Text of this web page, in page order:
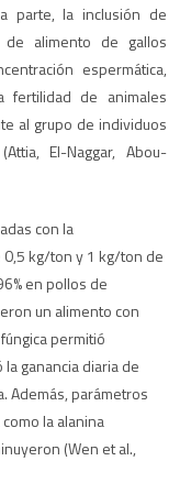
parte, la inclusión de
alimento de gallos
espermática,
fertilidad de animales
al grupo de individuos
El-Naggar, Abou-
con la
kg/ton y 1 kg/ton de
en pollos de
un alimento con
permitió
ganancia diaria de
Además, parámetros
la alanina
(Wen et al.,